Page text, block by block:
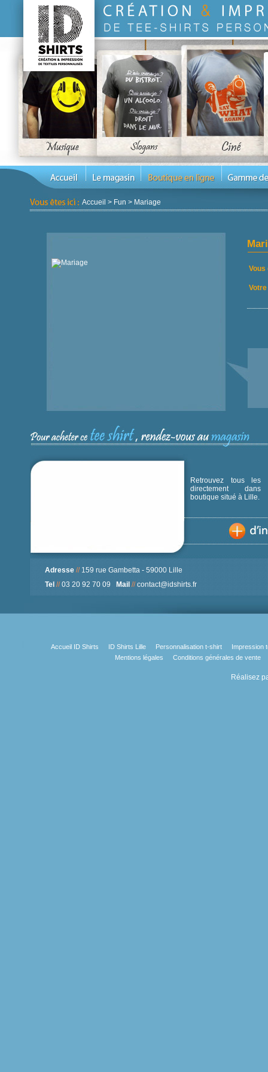
Accueil > Fun > Mariage
Retrouvez tous les
directement
boutique situé à Lille.
Adresse//159 rue Gambetta - 59000 Lille
Tel//03 20 92 70 09Mail// contact@idshirts.fr
Accueil ID Shirts ID Shirts Lille Personnalisation t-shirt
Impression
Mentions légales
Conditions générales de vente
Réalisez